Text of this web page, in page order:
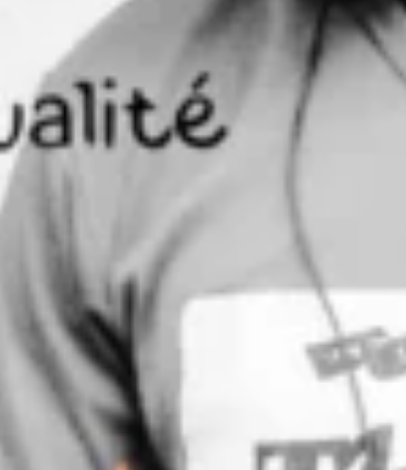
La sophrologie et la maternité
La sophrologie et le sommeil
La Programmation neurolinguistique
Troubles des Conduites Alimentaires
Qu’est ce que c’est ?
Comment soutenir une personne
La Psychotraumatologie
Infos pratiques